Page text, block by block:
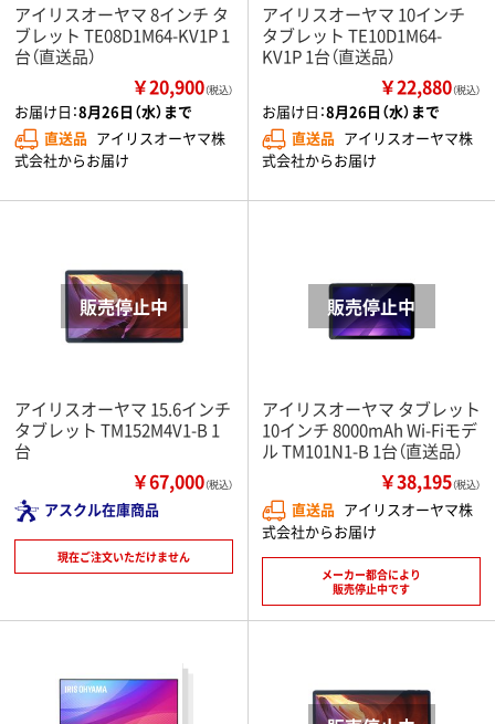
アイリスオーヤマ 8インチ タ
ブレット TE08D1M64-KV1P 1
台（直送品）
￥20,900（税込）
お届け日：8月26日（水）まで
直送品 アイリスオーヤマ株
式会社からお届け
アイリスオーヤマ 10インチ
タブレット TE10D1M64-
KV1P 1台（直送品）
￥22,880（税込）
お届け日：8月26日（水）まで
直送品 アイリスオーヤマ株
式会社からお届け
アイリスオーヤマ 15.6インチ
タブレット TM152M4V1-B 1
台
￥67,000（税込）
アスクル在庫商品
現在ご注文いただけません
アイリスオーヤマ タブレット
10インチ 8000mAh Wi-Fiモデ
ル TM101N1-B 1台（直送品）
￥38,195（税込）
直送品 アイリスオーヤマ株
式会社からお届け
メーカー都合により
販売停止中です